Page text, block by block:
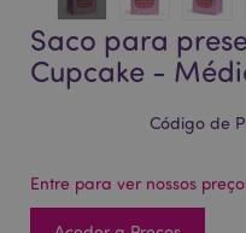
Saco para
Cupcake -
Código de
Entre para ver nossos